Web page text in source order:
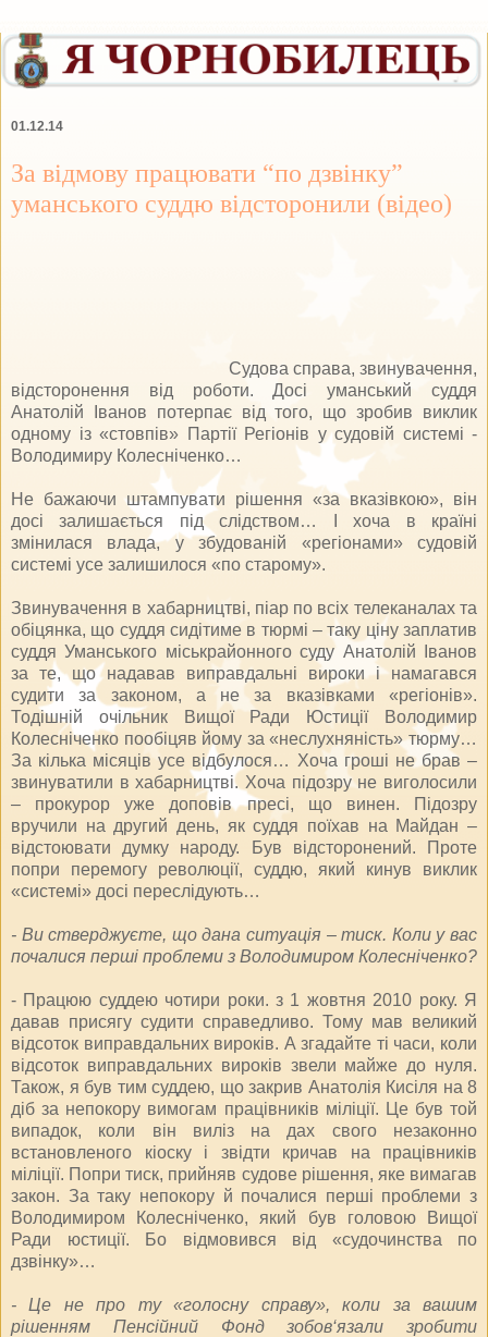
01.12.14
За відмову працювати “по дзвінку”
уманського суддю відсторонили (відео)
Судова справа, звинувачення,
відсторонення від роботи. Досі уманський суддя
Анатолій Іванов потерпає від того, що зробив виклик
одному із «стовпів» Партії Регіонів у судовій системі -
Володимиру Колесніченко…
Не бажаючи штампувати рішення «за вказівкою», він
досі залишається під слідством… І хоча в країні
змінилася влада, у збудованій «регіонами» судовій
системі усе залишилося «по старому».
Звинувачення в хабарництві, піар по всіх телеканалах та
обіцянка, що суддя сидітиме в тюрмі – таку ціну заплатив
суддя Уманського міськрайонного суду Анатолій Іванов
за те, що надавав виправдальні вироки і намагався
судити за законом, а не за вказівками «регіонів».
Тодішній очільник Вищої Ради Юстиції Володимир
Колесніченко пообіцяв йому за «неслухняність» тюрму…
За кілька місяців усе відбулося… Хоча гроші не брав –
звинуватили в хабарництві. Хоча підозру не виголосили
– прокурор уже доповів пресі, що винен. Підозру
вручили на другий день, як суддя поїхав на Майдан –
відстоювати думку народу. Був відсторонений. Проте
попри перемогу революції, суддю, який кинув виклик
«системі» досі переслідують…
- Ви стверджуєте, що дана ситуація – тиск. Коли у вас
почалися перші проблеми з Володимиром Колесніченко?
- Працюю суддею чотири роки. з 1 жовтня 2010 року. Я
давав присягу судити справедливо. Тому мав великий
відсоток виправдальних вироків. А згадайте ті часи, коли
відсоток виправдальних вироків звели майже до нуля.
Також, я був тим суддею, що закрив Анатолія Кисіля на 8
діб за непокору вимогам працівників міліції. Це був той
випадок, коли він виліз на дах свого незаконно
встановленого кіоску і звідти кричав на працівників
міліції. Попри тиск, прийняв судове рішення, яке вимагав
закон. За таку непокору й почалися перші проблеми з
Володимиром Колесніченко, який був головою Вищої
Ради юстиції. Бо відмовився від «судочинства по
дзвінку»…
- Це не про ту «голосну справу», коли за вашим
рішенням Пенсійний Фонд зобов‘язали зробити